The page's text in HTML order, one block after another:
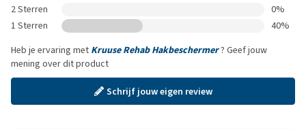
2 Sterren
0%
1 Sterren
40%
Heb je ervaring met Kruuse Rehab Hakbeschermer? Geef jouw
mening over dit product
Schrijf jouw eigen review